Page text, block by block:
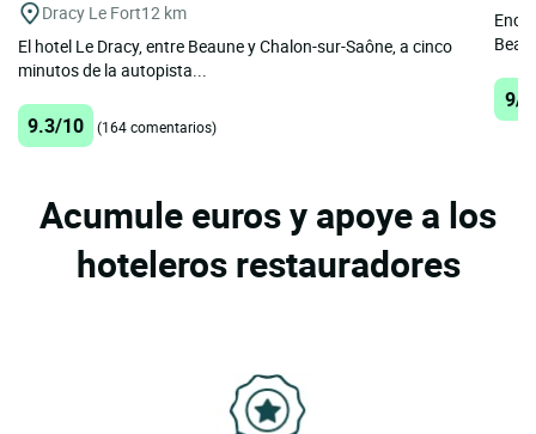
Dracy Le Fort12 km
El hotel Le Dracy, entre Beaune y Chalon-sur-Saône, a cinco
minutos de la autopista...
9.3/10 (164 comentarios)
9/
Acumule euros y apoye a los
hoteleros restauradores